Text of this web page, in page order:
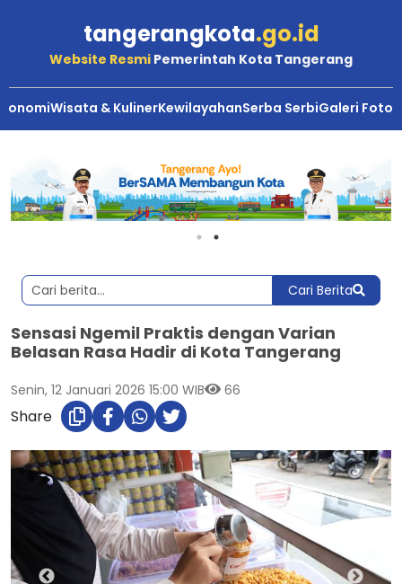
tangerangkota.go.id
Website Resmi Pemerintah Kota Tangerang
Wisata & KulinerKewilayahanSerba SerbiGaleri Foto
Cari Berita
Sensasi Ngemil Praktis dengan Varian
Belasan Rasa Hadir di Kota Tangerang
Senin, 12 Januari 2026 15:00 WIB 66
Share